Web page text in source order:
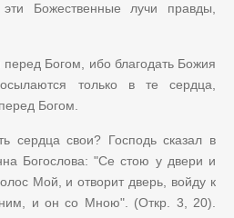
Божественные лучи правды,
Богом, ибо благодать Божия
только в те сердца,
Богом.
сердца свои? Господь сказал в
Богослова: "Се стою у двери и
Мой, и отворит дверь, войду к
и он со Мною". (Откр. 3, 20).